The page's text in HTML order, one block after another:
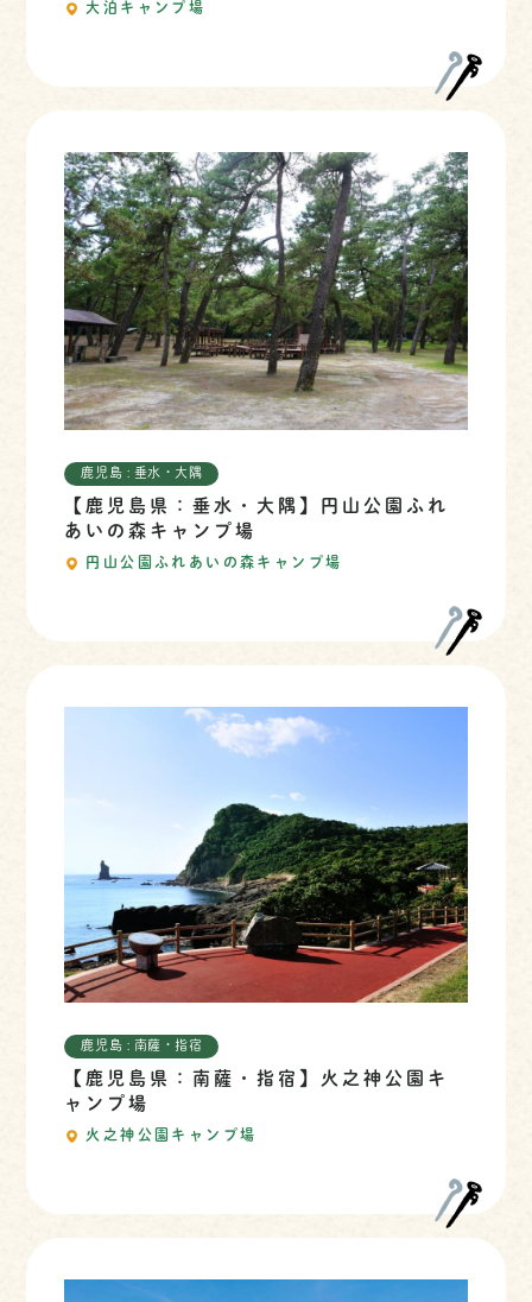
大泊キャンプ場
鹿児島 : 垂水・大隅
【鹿児島県：垂水・大隅】円山公園ふれ
あいの森キャンプ場
円山公園ふれあいの森キャンプ場
鹿児島 : 南薩・指宿
【鹿児島県：南薩・指宿】火之神公園キ
ャンプ場
火之神公園キャンプ場